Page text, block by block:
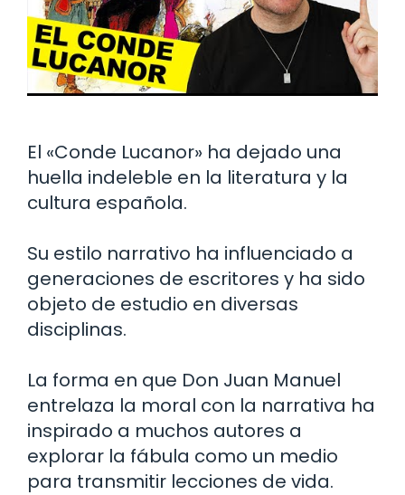
El «Conde Lucanor» ha dejado una
huella indeleble en la literatura y la
cultura española.
Su estilo narrativo ha influenciado a
generaciones de escritores y ha sido
objeto de estudio en diversas
disciplinas.
La forma en que Don Juan Manuel
entrelaza la moral con la narrativa ha
inspirado a muchos autores a
explorar la fábula como un medio
para transmitir lecciones de vida.